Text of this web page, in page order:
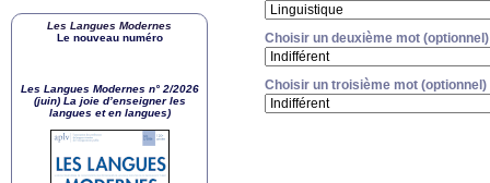
Choisir un deuxième mot (optionnel)
Choisir un troisième mot (optionnel)
Les Langues Modernes
Le nouveau numéro
Les Langues Modernes n° 2/2026
(juin) La joie d’enseigner les
langues et en langues)